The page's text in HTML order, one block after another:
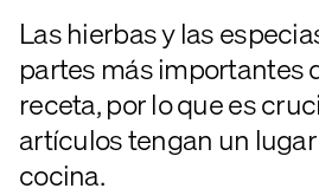
Las hierbas y las
partes más importantes
receta, por lo que es
artículos tengan un
cocina.